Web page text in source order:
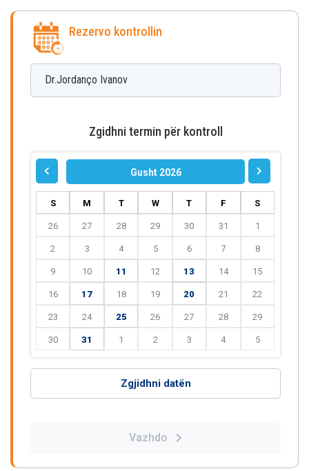
Rezervo kontrollin
Dr.Jordanço Ivanov
Zgidhni termin për kontroll
Gusht 2026
S M T W T F S
26 27 28 29 30 31 1
2 3 4 5 6 7 8
9 10 11 12 13 14 15
16 17 18 19 20 21 22
23 24 25 26 27 28 29
30 31 1 2 3 4 5
Zgjidhni datën
Vazhdo